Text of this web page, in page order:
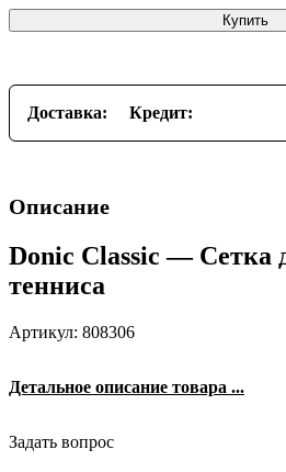
Купить
Доставка: Кредит:
Описание
Donic Classic — Сетка
тенниса
Артикул: 808306
Детальное описание товара ...
Задать вопрос